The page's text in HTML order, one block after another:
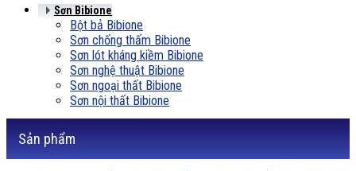
Sơn Bibione
Bột bả Bibione
Sơn chống thấm Bibione
Sơn lót kháng kiềm Bibione
Sơn nghệ thuật Bibione
Sơn ngoại thất Bibione
Sơn nội thất Bibione
Sản phẩm